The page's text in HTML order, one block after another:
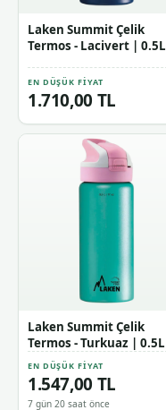
Laken Summit Çelik
Termos - Lacivert | 0.5L
EN DÜŞÜK FIYAT
1.710,00 TL
Laken Summit Çelik
Termos - Turkuaz | 0.5L
EN DÜŞÜK FIYAT
1.547,00 TL
7 gün 20 saat önce